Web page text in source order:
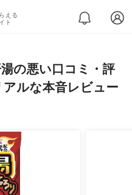
える
ト
の悪い口コミ・評
ルな本音レビュー